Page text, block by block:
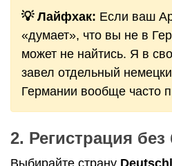
💡 Лайфхак: Если ваш
«думает», что вы не в
может не найтись. Я в
завел отдельный
Германии вообще часто
2. Регистрация без